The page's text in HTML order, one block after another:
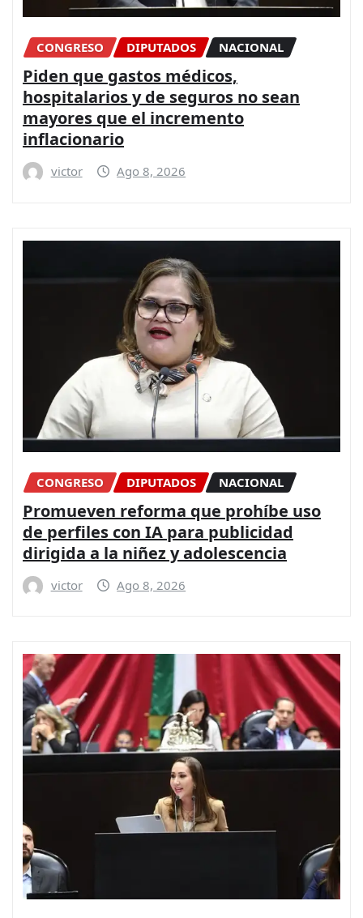
CONGRESO DIPUTADOS NACIONAL
Piden que gastos médicos,
hospitalarios y de seguros no sean
mayores que el incremento
inflacionario
victor Ago 8, 2026
CONGRESO DIPUTADOS NACIONAL
Promueven reforma que prohíbe uso
de perfiles con IA para publicidad
dirigida a la niñez y adolescencia
victor Ago 8, 2026